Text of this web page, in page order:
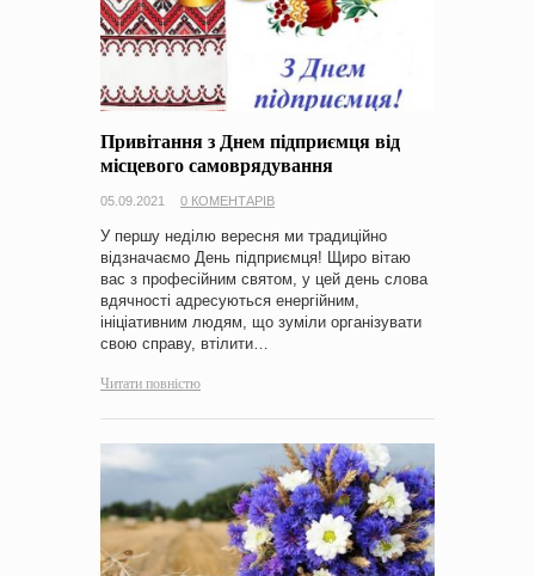
Привітання з Днем підприємця від
місцевого самоврядування
05.09.2021 0 КОМЕНТАРІВ
У першу неділю вересня ми традиційно
відзначаємо День підприємця! Щиро вітаю
вас з професійним святом, у цей день слова
вдячності адресуються енергійним,
ініціативним людям, що зуміли організувати
свою справу, втілити…
Читати повністю